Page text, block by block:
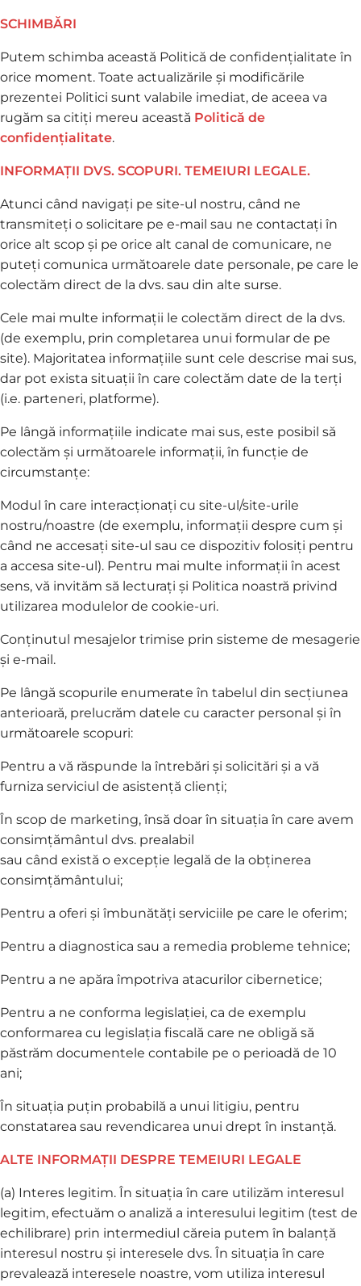
SCHIMBĂRI
Putem schimba această Politică de confidențialitate în
orice moment. Toate actualizările și modificările
prezentei Politici sunt valabile imediat, de aceea va
rugăm sa citiți mereu această Politică de
confidențialitate.
INFORMAȚII DVS. SCOPURI. TEMEIURI LEGALE.
Atunci când navigați pe site-ul nostru, când ne
transmiteți o solicitare pe e-mail sau ne contactați în
orice alt scop și pe orice alt canal de comunicare, ne
puteți comunica următoarele date personale, pe care le
colectăm direct de la dvs. sau din alte surse.
Cele mai multe informații le colectăm direct de la dvs.
(de exemplu, prin completarea unui formular de pe
site). Majoritatea informațiile sunt cele descrise mai sus,
dar pot exista situații în care colectăm date de la terți
(i.e. parteneri, platforme).
Pe lângă informațiile indicate mai sus, este posibil să
colectăm și următoarele informații, în funcție de
circumstanțe:
Modul în care interacționați cu site-ul/site-urile
nostru/noastre (de exemplu, informații despre cum și
când ne accesați site-ul sau ce dispozitiv folosiți pentru
a accesa site-ul). Pentru mai multe informații în acest
sens, vă invităm să lecturați și Politica noastră privind
utilizarea modulelor de cookie-uri.
Conținutul mesajelor trimise prin sisteme de mesagerie
și e-mail.
Pe lângă scopurile enumerate în tabelul din secțiunea
anterioară, prelucrăm datele cu caracter personal și în
următoarele scopuri:
Pentru a vă răspunde la întrebări și solicitări și a vă
furniza serviciul de asistență clienți;
În scop de marketing, însă doar în situația în care avem
consimțământul dvs. prealabil
sau când există o excepție legală de la obținerea
consimțământului;
Pentru a oferi și îmbunătăți serviciile pe care le oferim;
Pentru a diagnostica sau a remedia probleme tehnice;
Pentru a ne apăra împotriva atacurilor cibernetice;
Pentru a ne conforma legislației, ca de exemplu
conformarea cu legislația fiscală care ne obligă să
păstrăm documentele contabile pe o perioadă de 10
ani;
În situația puțin probabilă a unui litigiu, pentru
constatarea sau revendicarea unui drept în instanță.
ALTE INFORMAȚII DESPRE TEMEIURI LEGALE
(a) Interes legitim. În situația în care utilizăm interesul
legitim, efectuăm o analiză a interesului legitim (test de
echilibrare) prin intermediul căreia putem în balanță
interesul nostru și interesele dvs. În situația în care
prevalează interesele noastre, vom utiliza interesul